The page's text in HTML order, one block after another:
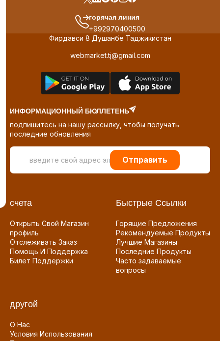
горячая линия
+992970400500
Фирдавси 8 Душанбе Таджикистан
webmarket.tj@gmail.com
ИНФОРМАЦИОННЫЙ БЮЛЛЕТЕНЬ
подпишитесь на нашу рассылку, чтобы получать
последние обновления
Отправить
счета
Открыть Свой Магазин
профиль
Отслеживать Заказ
Помощь И Поддержка
Билет Поддержки
Быстрые Ссылки
Горящие Предложения
Рекомендуемые Продукты
Лучшие Магазины
Последние Продукты
Часто задаваемые
вопросы
другой
О Нас
Условия Использования